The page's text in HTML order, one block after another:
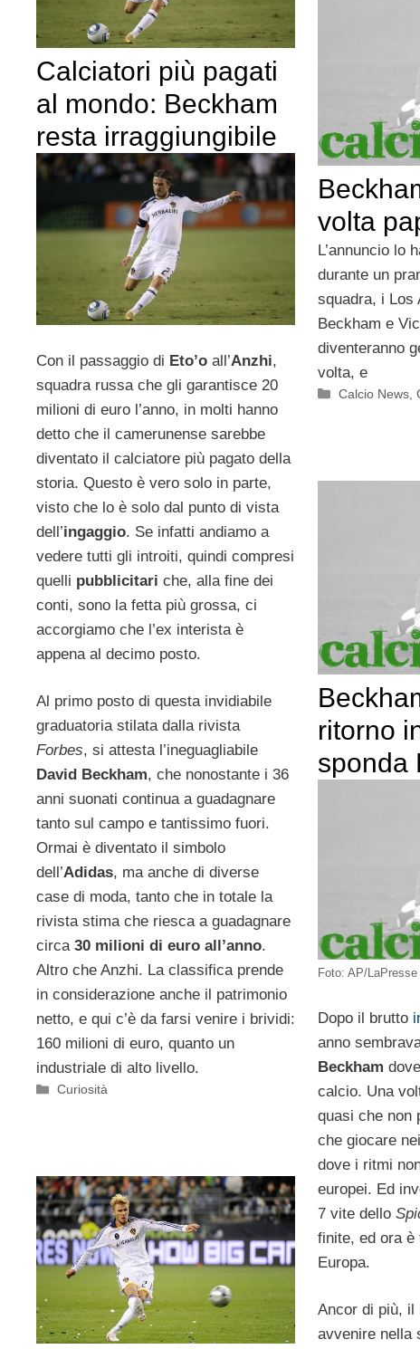
Calciatori più pagati
al mondo: Beckham
resta irraggiungibile
Con il passaggio di Eto’o all’Anzhi,
squadra russa che gli garantisce 20
milioni di euro l’anno, in molti hanno
detto che il camerunense sarebbe
diventato il calciatore più pagato della
storia. Questo è vero solo in parte,
visto che lo è solo dal punto di vista
dell’ingaggio. Se infatti andiamo a
vedere tutti gli introiti, quindi compresi
quelli pubblicitari che, alla fine dei
conti, sono la fetta più grossa, ci
accorgiamo che l’ex interista è
appena al decimo posto.
Al primo posto di questa invidiabile
graduatoria stilata dalla rivista
Forbes, si attesta l’ineguagliabile
David Beckham, che nonostante i 36
anni suonati continua a guadagnare
tanto sul campo e tantissimo fuori.
Ormai è diventato il simbolo
dell’Adidas, ma anche di diverse
case di moda, tanto che in totale la
rivista stima che riesca a guadagnare
circa 30 milioni di euro all’anno.
Altro che Anzhi. La classifica prende
in considerazione anche il patrimonio
netto, e qui c’è da farsi venire i brividi:
160 milioni di euro, quanto un
industriale di alto livello.
Categorie
Curiosità
volta
L’annuncio lo
durante un
squadra, i Los
Beckham e
diventeranno
volta, e
Categorie
Calcio News ,
ritorno
sponda
Foto: AP/LaPresse
Dopo il brutto
anno
Beckham
calcio. Una
quasi che non
che giocare nei
dove i ritmi
europei. Ed
7 vite dello
finite, ed ora è
Europa.
Ancor di più, il
avvenire nella